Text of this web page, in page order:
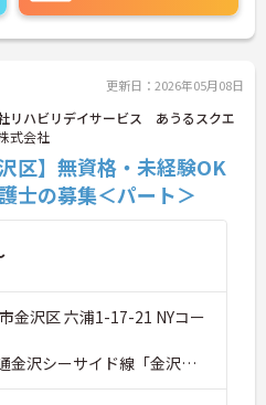
更新日：2026年05月08日
リハビリデイサービス あうるスクエ
式会社
区】無資格・未経験OK
士の募集＜パート＞
金沢区 六浦1-17-21 NYコー
金沢シーサイド線「金沢八